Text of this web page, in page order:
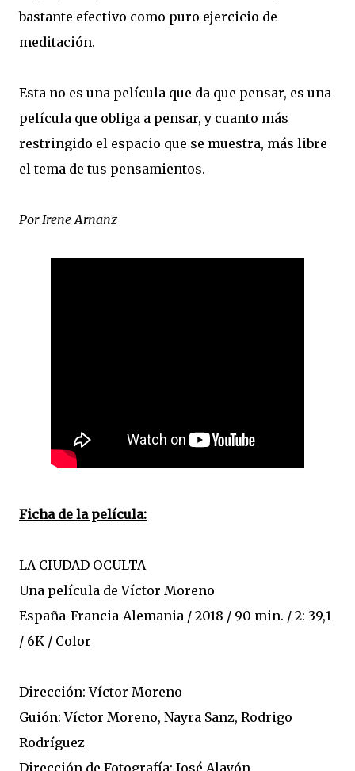
bastante efectivo como puro ejercicio de
meditación.
Esta no es una película que da que pensar, es una
película que obliga a pensar, y cuanto más
restringido el espacio que se muestra, más libre
el tema de tus pensamientos.
Por Irene Arnanz
Ficha de la película:
LA CIUDAD OCULTA
Una película de Víctor Moreno
España-Francia-Alemania / 2018 / 90 min. / 2: 39,1
/ 6K / Color
Dirección: Víctor Moreno
Guión: Víctor Moreno, Nayra Sanz, Rodrigo
Rodríguez
Dirección de Fotografía: José Alayón